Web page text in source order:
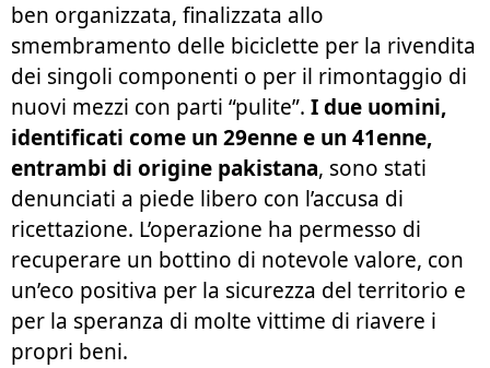
ben organizzata, finalizzata allo
smembramento delle biciclette per la rivendita
dei singoli componenti o per il rimontaggio di
nuovi mezzi con parti “pulite”. I due uomini,
identificati come un 29enne e un 41enne,
entrambi di origine pakistana, sono stati
denunciati a piede libero con l’accusa di
ricettazione. L’operazione ha permesso di
recuperare un bottino di notevole valore, con
un’eco positiva per la sicurezza del territorio e
per la speranza di molte vittime di riavere i
propri beni.